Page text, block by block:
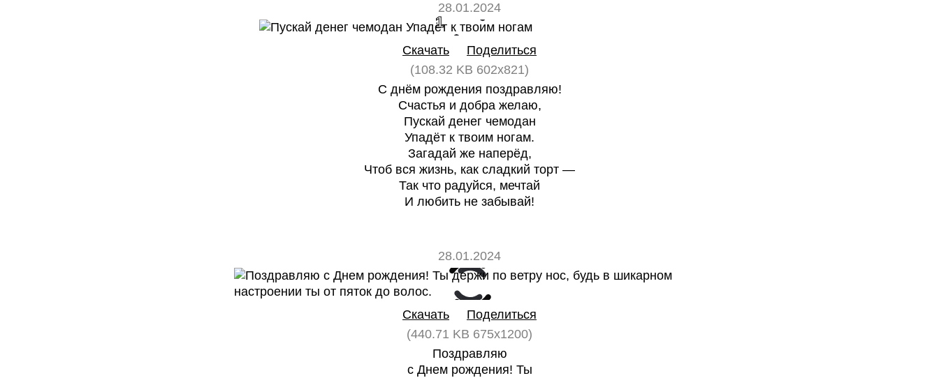
28.01.2024
1 0
Скачать
Поделиться
(108.32 KB 602x821)
С днём рождения поздравляю!
Счастья и добра желаю,
Пускай денег чемодан
Упадёт к твоим ногам.
Загадай же наперёд,
Чтоб вся жизнь, как сладкий торт —
Так что радуйся, мечтай
И любить не забывай!
28.01.2024
Скачать
Поделиться
(440.71 KB 675x1200)
Поздравляю
с Днем рождения! Ты